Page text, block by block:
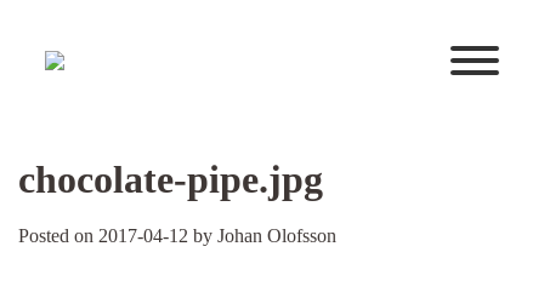
Huvudnavigering
chocolate-pipe.jpg
Posted on 2017-04-12 by Johan Olofsson